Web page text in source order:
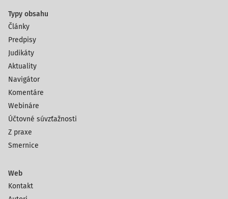
Typy obsahu
Články
Predpisy
Judikáty
Aktuality
Navigátor
Komentáre
Webináre
Účtovné súvzťažnosti
Z praxe
Smernice
Web
Kontakt